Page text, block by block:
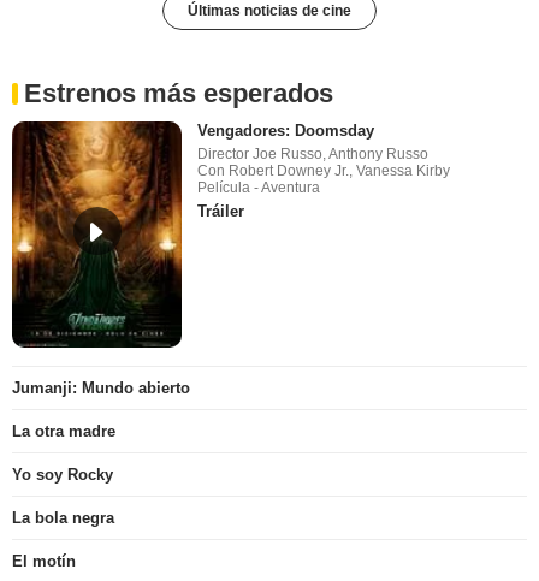
Últimas noticias de cine
Estrenos más esperados
Vengadores: Doomsday
Director Joe Russo, Anthony Russo
Con Robert Downey Jr., Vanessa Kirby
Película - Aventura
Tráiler
Jumanji: Mundo abierto
La otra madre
Yo soy Rocky
La bola negra
El motín